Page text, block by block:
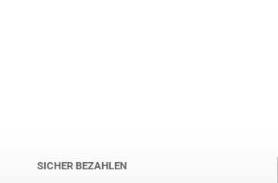
SICHER BEZAHLEN